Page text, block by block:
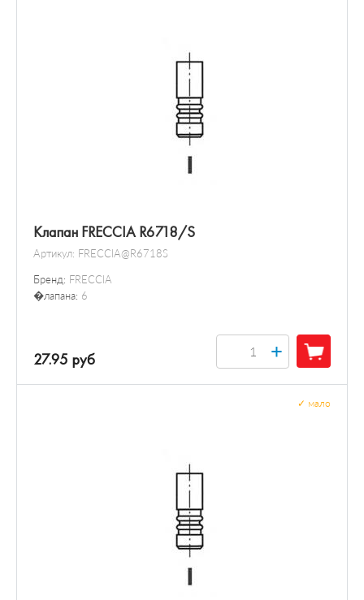
Клапан FRECCIA R6718/S
Артикул: FRECCIA@R6718S
Бренд: FRECCIA
�лапана: 6
27.95 руб +
мало